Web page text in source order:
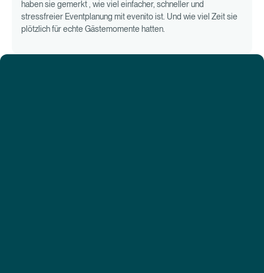
haben sie gemerkt , wie viel einfacher, schneller und
stressfreier Eventplanung mit evenito ist. Und wie viel Zeit sie
plötzlich für echte Gästemomente hatten.